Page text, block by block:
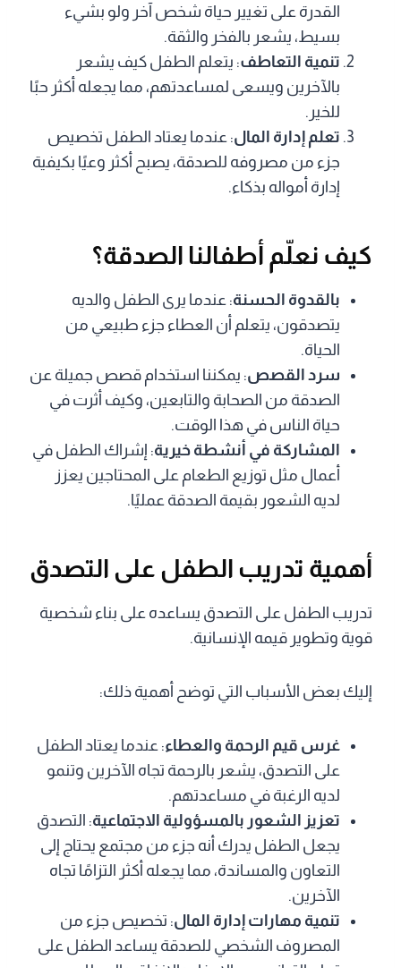
القدرة على تغيير حياة شخص آخر ولو بشيء
بسيط، يشعر بالفخر والثقة.
تنمية التعاطف: يتعلم الطفل كيف يشعر
بالآخرين ويسعى لمساعدتهم، مما يجعله أكثر حبًا
للخير.
تعلم إدارة المال: عندما يعتاد الطفل تخصيص
جزء من مصروفه للصدقة، يصبح أكثر وعيًا بكيفية
إدارة أمواله بذكاء.
كيف نعلّم أطفالنا الصدقة؟
بالقدوة الحسنة: عندما يرى الطفل والديه
يتصدقون، يتعلم أن العطاء جزء طبيعي من
الحياة.
سرد القصص: يمكننا استخدام قصص جميلة عن
الصدقة من الصحابة والتابعين، وكيف أثرت في
حياة الناس في هذا الوقت.
المشاركة في أنشطة خيرية: إشراك الطفل في
أعمال مثل توزيع الطعام على المحتاجين يعزز
لديه الشعور بقيمة الصدقة عمليًا.
أهمية تدريب الطفل على التصدق
تدريب الطفل على التصدق يساعده على بناء شخصية
قوية وتطوير قيمه الإنسانية.
إليك بعض الأسباب التي توضح أهمية ذلك:
غرس قيم الرحمة والعطاء: عندما يعتاد الطفل
على التصدق، يشعر بالرحمة تجاه الآخرين وتنمو
لديه الرغبة في مساعدتهم.
تعزيز الشعور بالمسؤولية الاجتماعية: التصدق
يجعل الطفل يدرك أنه جزء من مجتمع يحتاج إلى
التعاون والمساندة، مما يجعله أكثر التزامًا تجاه
الآخرين.
تنمية مهارات إدارة المال: تخصيص جزء من
المصروف الشخصي للصدقة يساعد الطفل على